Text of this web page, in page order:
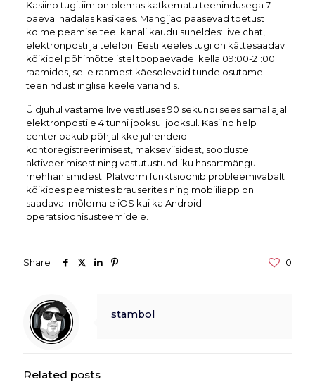
Kasiino tugitiim on olemas katkematu teenindusega 7
päeval nädalas käsikäes. Mängijad pääsevad toetust
kolme peamise teel kanali kaudu suheldes: live chat,
elektronposti ja telefon. Eesti keeles tugi on kättesaadav
kõikidel põhimõttelistel tööpäevadel kella 09:00-21:00
raamides, selle raamest käesolevaid tunde osutame
teenindust inglise keele variandis.
Üldjuhul vastame live vestluses 90 sekundi sees samal ajal
elektronpostile 4 tunni jooksul jooksul. Kasiino help
center pakub põhjalikke juhendeid
kontoregistreerimisest, makseviisidest, sooduste
aktiveerimisest ning vastutustundliku hasartmängu
mehhanismidest. Platvorm funktsioonib probleemivabalt
kõikides peamistes brauserites ning mobiiliäpp on
saadaval mõlemale iOS kui ka Android
operatsioonisüsteemidele.
Share 0
stambol
Related posts